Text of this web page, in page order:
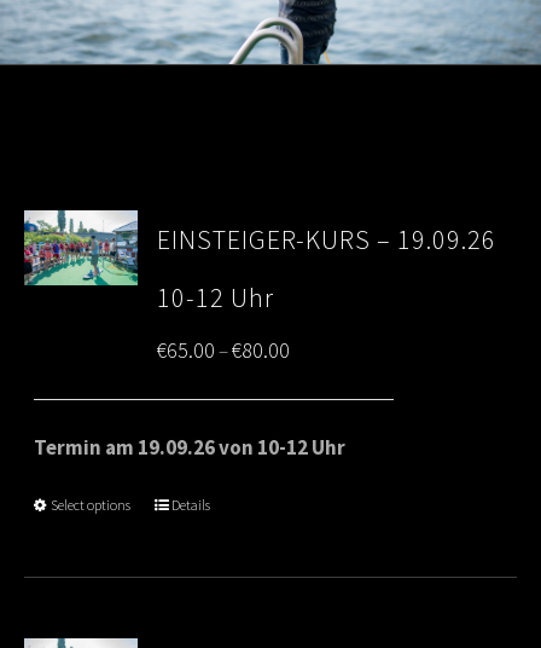
EINSTEIGER-KURS – 19.09.26
10-12 Uhr
€65.00–€80.00
range:
€65.00
Termin am 19.09.26 von 10-12 Uhr
Select options Details